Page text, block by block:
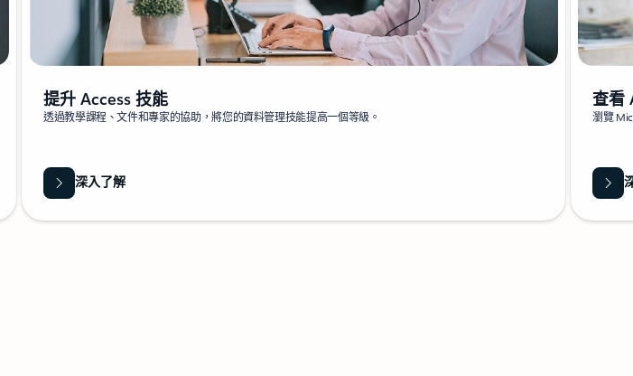
提升 Access 技能
透過教學課程、文件和專家的協助，將您的資料管理技能提高一個等級。
深入了解
查看
瀏覽